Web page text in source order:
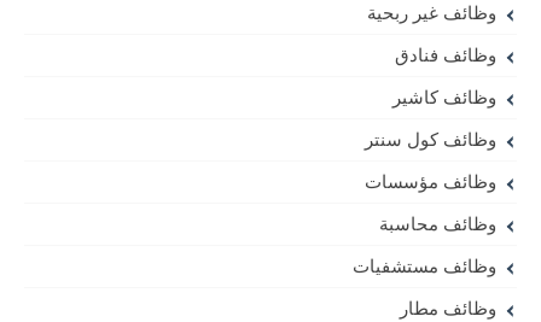
وظائف غير ربحية
وظائف فنادق
وظائف كاشير
وظائف كول سنتر
وظائف مؤسسات
وظائف محاسبة
وظائف مستشفيات
وظائف مطار